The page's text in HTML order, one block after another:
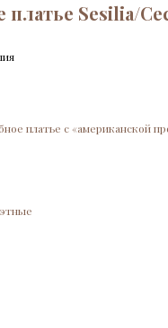
платье Sesilia/
платье с «американской